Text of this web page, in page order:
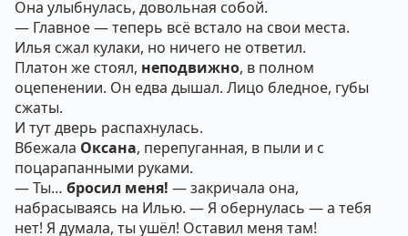
Она улыбнулась, довольная собой.
— Главное — теперь всё встало на свои места.
Илья сжал кулаки, но ничего не ответил.
Платон же стоял, неподвижно, в полном
оцепенении. Он едва дышал. Лицо бледное, губы
сжаты.
И тут дверь распахнулась.
Вбежала Оксана, перепуганная, в пыли и с
поцарапанными руками.
— Ты… бросил меня! — закричала она,
набрасываясь на Илью. — Я обернулась — а тебя
нет! Я думала, ты ушёл! Оставил меня там!